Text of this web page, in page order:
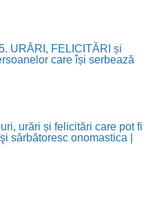
URĂRI, FELICITĂRI și
care își serbează
urări și felicitări care pot fi
sărbătoresc onomastica |